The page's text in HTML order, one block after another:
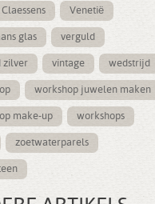
Venetië
glas verguld
zilver vintage wedstrijd
workshop juwelen maken
make-up workshops
zoetwaterparels